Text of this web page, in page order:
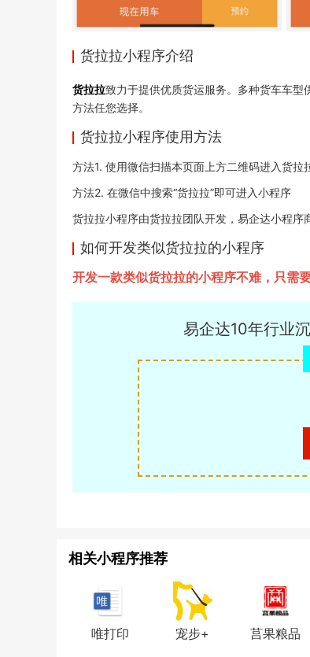
货拉拉小程序介绍
货拉拉致力于提供优质货运服务。多种货车车
方法任您选择。
货拉拉小程序使用方法
方法1. 使用微信扫描本页面上方二维码进入货拉
方法2. 在微信中搜索“货拉拉”即可进入小程序
货拉拉小程序由货拉拉团队开发，易企达小程
如何开发类似货拉拉的小程序
开发一款类似货拉拉的小程序不难，只需
易企达10年行业
相关小程序推荐
唯打印 宠步+ 莒果粮品